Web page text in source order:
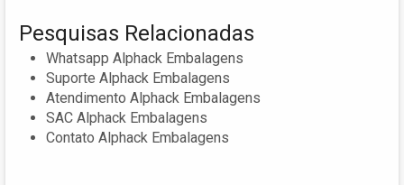
Pesquisas Relacionadas
Whatsapp Alphack Embalagens
Suporte Alphack Embalagens
Atendimento Alphack Embalagens
SAC Alphack Embalagens
Contato Alphack Embalagens